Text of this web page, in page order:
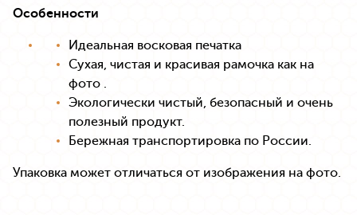
Особенности
Идеальная восковая печатка
Сухая, чистая и красивая рамочка как на
фото .
Экологически чистый, безопасный и очень
полезный продукт.
Бережная транспортировка по России.
Упаковка может отличаться от изображения на фото.